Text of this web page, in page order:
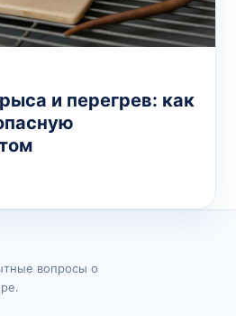
и перегрев: как
вопросы о